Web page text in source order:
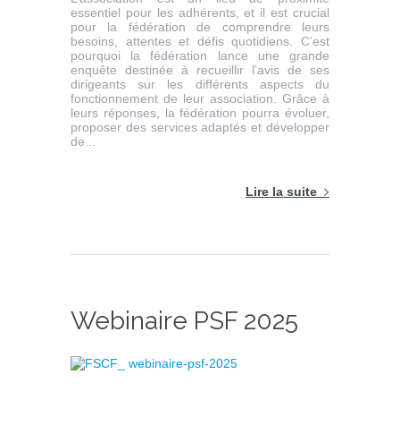
essentiel pour les adhérents, et il est crucial
pour la fédération de comprendre leurs
besoins, attentes et défis quotidiens. C’est
pourquoi la fédération lance une grande
enquête destinée à recueillir l’avis de ses
dirigeants sur les différents aspects du
fonctionnement de leur association. Grâce à
leurs réponses, la fédération pourra évoluer,
proposer des services adaptés et développer
de...
Lire la suite
Webinaire PSF 2025